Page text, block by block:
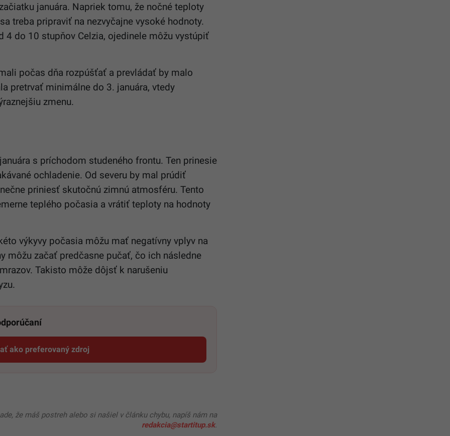
januára. Napriek tomu, že nočné teploty
treba pripraviť na nezvyčajne vysoké hodnoty.
4 do 10 stupňov Celzia, ojedinele môžu vystúpiť
počas dňa rozpúšťať a prevládať by malo
pretrvať minimálne do 3. januára, vtedy
zmenu.
s príchodom studeného frontu. Ten prinesie
ochladenie. Od severu by mal prúdiť
priniesť skutočnú zimnú atmosféru. Tento
teplého počasia a vrátiť teploty na hodnoty
výkyvy počasia môžu mať negatívny vplyv na
môžu začať predčasne pučať, čo ich následne
Takisto môže dôjsť k narušeniu
ako preferovaný zdroj
Startitup, odkaz sa otvorí v novom okne
že máš postreh alebo si našiel v článku chybu, napíš nám na
redakcia@startitup.sk.